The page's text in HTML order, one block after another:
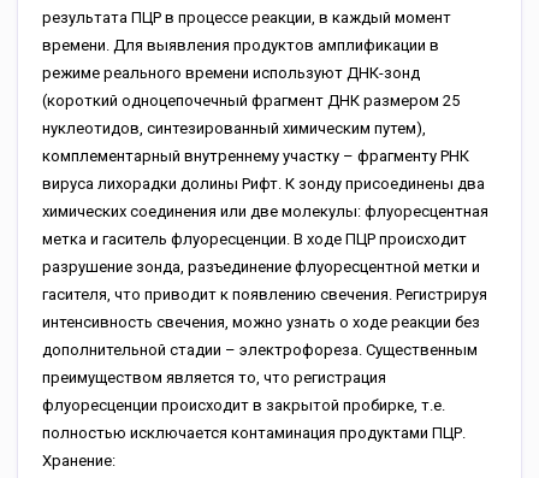
результата ПЦР в процессе реакции, в каждый момент
времени. Для выявления продуктов амплификации в
режиме реального времени используют ДНК-зонд
(короткий одноцепочечный фрагмент ДНК размером 25
нуклеотидов, синтезированный химическим путем),
комплементарный внутреннему участку – фрагменту РНК
вируса лихорадки долины Рифт. К зонду присоединены два
химических соединения или две молекулы: флуоресцентная
метка и гаситель флуоресценции. В ходе ПЦР происходит
разрушение зонда, разъединение флуоресцентной метки и
гасителя, что приводит к появлению свечения. Регистрируя
интенсивность свечения, можно узнать о ходе реакции без
дополнительной стадии – электрофореза. Существенным
преимуществом является то, что регистрация
флуоресценции происходит в закрытой пробирке, т.е.
полностью исключается контаминация продуктами ПЦР.
Хранение: